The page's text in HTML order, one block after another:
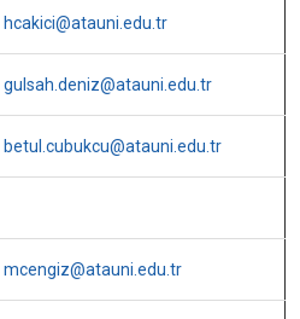
hcakici@atauni.edu.tr
gulsah.deniz@atauni.edu.tr
betul.cubukcu@atauni.edu.tr
mcengiz@atauni.edu.tr